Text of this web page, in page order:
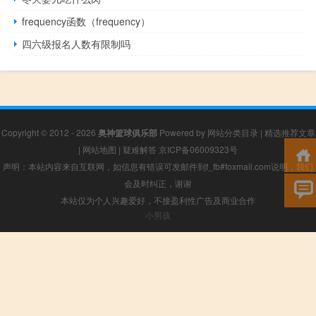
frequency函数（frequency）
四六级报名人数有限制吗
Copyright © 2012 - 2026 奥神篮球俱乐部Powered by 网站分类目录 | 精选推荐文章
| 网站地图 | 疑难解答 京ICP备06009323号
声明：本站内容来自互联网，如信息有错误可发邮件到f_fb#foxmail.com说明，我们
会及时纠正，谢谢
本站仅为个人兴趣爱好，不接盈利性广告及商业合作
小男孩